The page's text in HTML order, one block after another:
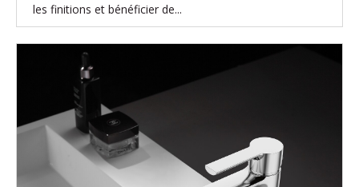
les finitions et bénéficier de...